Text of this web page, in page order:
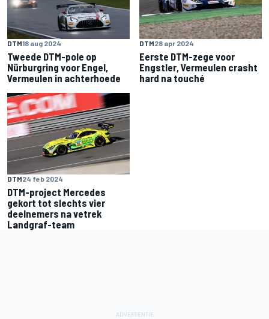
DTM18 aug 2024
Tweede DTM-pole op
Nürburgring voor Engel,
Vermeulen in achterhoede
DTM28 apr 2024
Eerste DTM-zege voor
Engstler, Vermeulen crasht
hard na touché
DTM24 feb 2024
DTM-project Mercedes
gekort tot slechts vier
deelnemers na vetrek
Landgraf-team